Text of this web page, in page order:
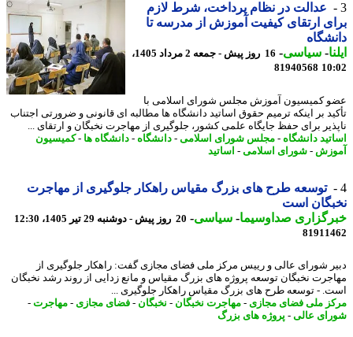
عدالت در نظام پرداخت، شرط لازم
ارتقای کیفیت آموزش از مدرسه تا
-سیاسی-
16 روز پیش - جمعه 2 مرداد 1405،
81940568
کمیسیون آموزش مجلس شورای اسلامی با
بر اینکه ترمیم حقوق اساتید دانشگاه ها مطالبه ای قانونی و ضرورتی اجتناب
برای حفظ جایگاه علمی کشور، جلوگیری از مهاجرت نخبگان و ارتقای ...
دانشگاه-مجلس شورای اسلامی-دانشگاه-دانشگاه ها- کمیسیون
-شورای اسلامی-اساتید
توسعه طرح های بزرگ مقیاس راهکار جلوگیری از مهاجرت
است
صداوسیما-سیاسی-20 روز پیش - دوشنبه 29 تیر 1405، 12:30
شورای عالی و رییس مرکز ملی فضای مجازی گفت: راهکار جلوگیری از
نخبگان توسعه پروژه های بزرگ مقیاس و مانع زدایی از روند رشد نخبگان
- توسعه طرح های بزرگ مقیاس راهکار جلوگیری ...
ملی فضای مجازی- مهاجرت نخبگان-نخبگان-فضای مجازی- مهاجرت-
عالی-پروژه های بزرگ